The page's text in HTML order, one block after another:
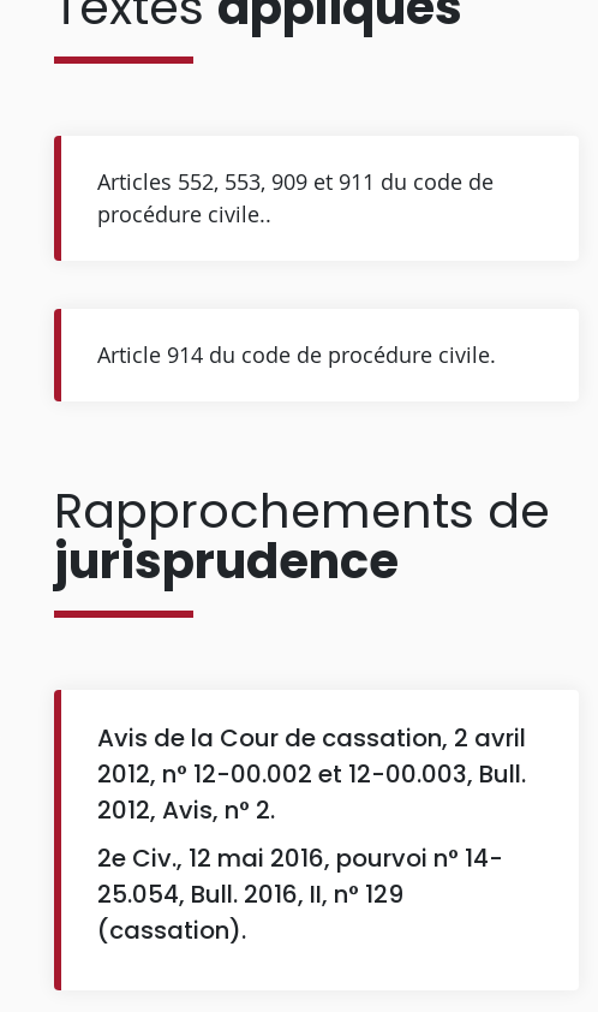
Articles 552, 553, 909 et 911 du code de
procédure civile..
Article 914 du code de procédure civile.
Rapprochements de
jurisprudence
Avis de la Cour de cassation, 2 avril
2012, n° 12-00.002 et 12-00.003, Bull.
2012, Avis, n° 2.
2e Civ., 12 mai 2016, pourvoi n° 14-
25.054, Bull. 2016, II, n° 129
(cassation).